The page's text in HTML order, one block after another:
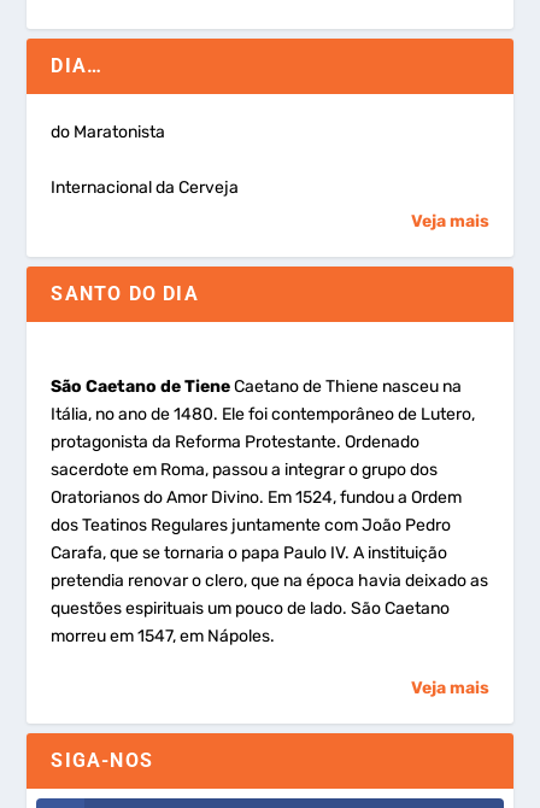
DIA…
do Maratonista
Internacional da Cerveja
Veja mais
SANTO DO DIA
São Caetano de TieneCaetano de Thiene nasceu na
Itália, no ano de 1480. Ele foi contemporâneo de Lutero,
protagonista da Reforma Protestante. Ordenado
sacerdote em Roma, passou a integrar o grupo dos
Oratorianos do Amor Divino. Em 1524, fundou a Ordem
dos Teatinos Regulares juntamente com João Pedro
Carafa, que se tornaria o papa Paulo IV. A instituição
pretendia renovar o clero, que na época havia deixado as
questões espirituais um pouco de lado. São Caetano
morreu em 1547, em Nápoles.
Veja mais
SIGA-NOS